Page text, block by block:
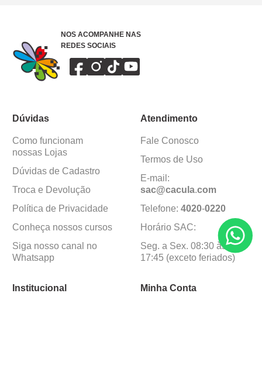
NOS ACOMPANHE NAS
REDES SOCIAIS
Dúvidas
Como funcionam
nossas Lojas
Dúvidas de Cadastro
Troca e Devolução
Política de Privacidade
Conheça nossos cursos
Siga nosso canal no
Whatsapp
Atendimento
Fale Conosco
Termos de Uso
E-mail:
sac@cacula.com
Telefone: 4020-0220
Horário SAC:
Seg. a Sex. 08:30 às
17:45 (exceto feriados)
Institucional Minha Conta